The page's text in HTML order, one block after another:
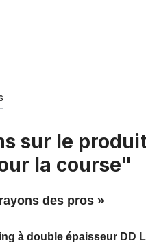
sur le
la course"
des pros »
à double épaisseur DD